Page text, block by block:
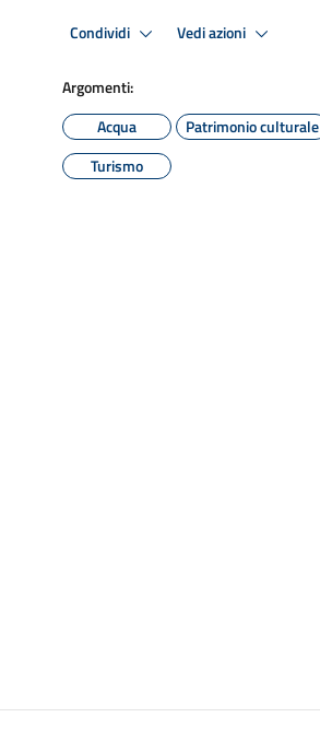
Condividi Vedi azioni
Argomenti:
Acqua
Patrimonio culturale
Turismo